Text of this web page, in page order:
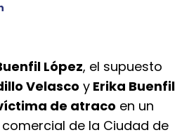
López, el supuesto
Velasco y Erika Buenfil
de atraco en un
de la Ciudad de